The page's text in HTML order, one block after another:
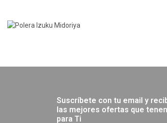
Suscríbete con tu email y
las mejores ofertas que
para Ti